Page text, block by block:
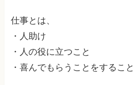
仕事とは、
・人助け
・人の役に立つこと
・喜んでもらうことをすること